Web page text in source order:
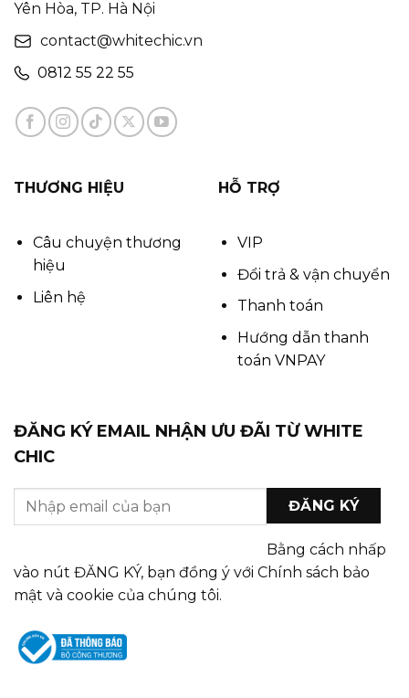
Yên Hòa, TP. Hà Nội
contact@whitechic.vn
0812 55 22 55
THƯƠNG HIỆU
Câu chuyện thương
hiệu
Liên hệ
HỖ TRỢ
VIP
Đổi trả & vận chuyển
Thanh toán
Hướng dẫn thanh
toán VNPAY
ĐĂNG KÝ EMAIL NHẬN ƯU ĐÃI TỪ WHITE
CHIC
Bằng cách nhấp
vào nút ĐĂNG KÝ, bạn đồng ý với Chính sách bảo
mật và cookie của chúng tôi.